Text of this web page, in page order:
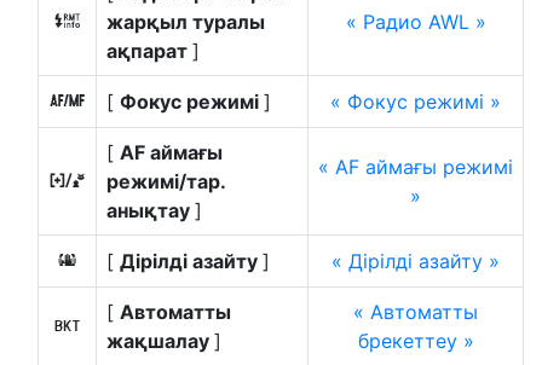
t
жарқыл туралы
ақпарат ]
Радио AWL
s [ Фокус режимі ] Фокус режимі
7
[ AF аймағы
режимі/тар.
анықтау ]
AF аймағы режимі
u [ Дірілді азайту ] Дірілді азайту
t
[ Автоматты
жақшалау ]
Автоматты
брекеттеу